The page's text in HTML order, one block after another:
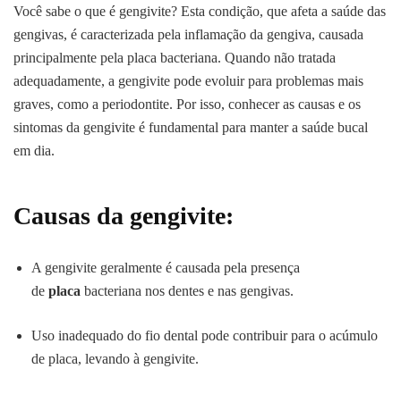
Você sabe o que é gengivite? Esta condição, que afeta a saúde das
gengivas, é caracterizada pela inflamação da gengiva, causada
principalmente pela placa bacteriana. Quando não tratada
adequadamente, a gengivite pode evoluir para problemas mais
graves, como a periodontite. Por isso, conhecer as causas e os
sintomas da gengivite é fundamental para manter a saúde bucal
em dia.
Causas da gengivite:
A gengivite geralmente é causada pela presença
de placa bacteriana nos dentes e nas gengivas.
Uso inadequado do fio dental pode contribuir para o acúmulo
de placa, levando à gengivite.